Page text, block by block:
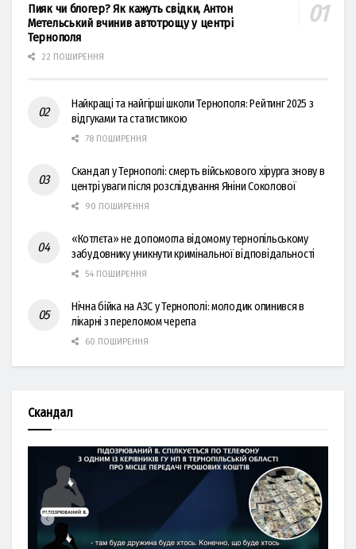
Пияк чи блогер? Як кажуть свідки, Антон
Метельський вчинив автотрощу у центрі
Тернополя
22 ПОШИРЕННЯ
Найкращі та найгірші школи Тернополя: Рейтинг 2025 з
відгуками та статистикою
78 ПОШИРЕННЯ
Скандал у Тернополі: смерть військового хірурга знову в
центрі уваги після розслідування Яніни Соколової
90 ПОШИРЕННЯ
«Котлєта» не допомогла відомому тернопільському
забудовнику уникнути кримінальної відповідальності
54 ПОШИРЕННЯ
Нічна бійка на АЗС у Тернополі: молодик опинився в
лікарні з переломом черепа
60 ПОШИРЕННЯ
Скандал